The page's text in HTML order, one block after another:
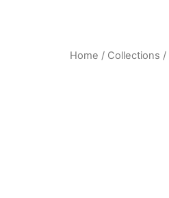
Home / Collections /